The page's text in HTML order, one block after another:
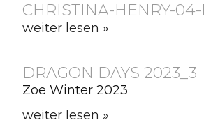
CHRISTINA-HENRY-
weiter lesen »
DRAGON DAYS 2023_3
Zoe Winter 2023
weiter lesen »